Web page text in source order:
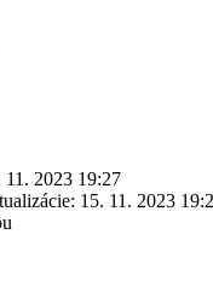
11. 2023 19:27
15. 11. 2023